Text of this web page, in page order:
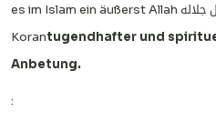
es im Islam ein äußerst Allah جل جلاله befiehlt im
Korantugendhafter und
Anbetung.
: